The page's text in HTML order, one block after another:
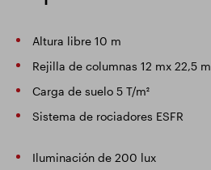
Altura libre 10 m
Rejilla de columnas 12 mx 22,5 m
Carga de suelo 5 T/m²
Sistema de rociadores ESFR
Iluminación de 200 lux